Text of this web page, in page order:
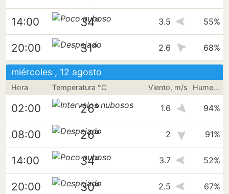
14:00 34° 3.5 55%
20:00 31° 2.6 68%
miércoles , 12 agosto
Hora Temperatura °C Viento, m/s Humedad
02:00 26° 1.6 94%
08:00 26° 2 91%
14:00 34° 3.7 52%
20:00 30° 2.5 67%